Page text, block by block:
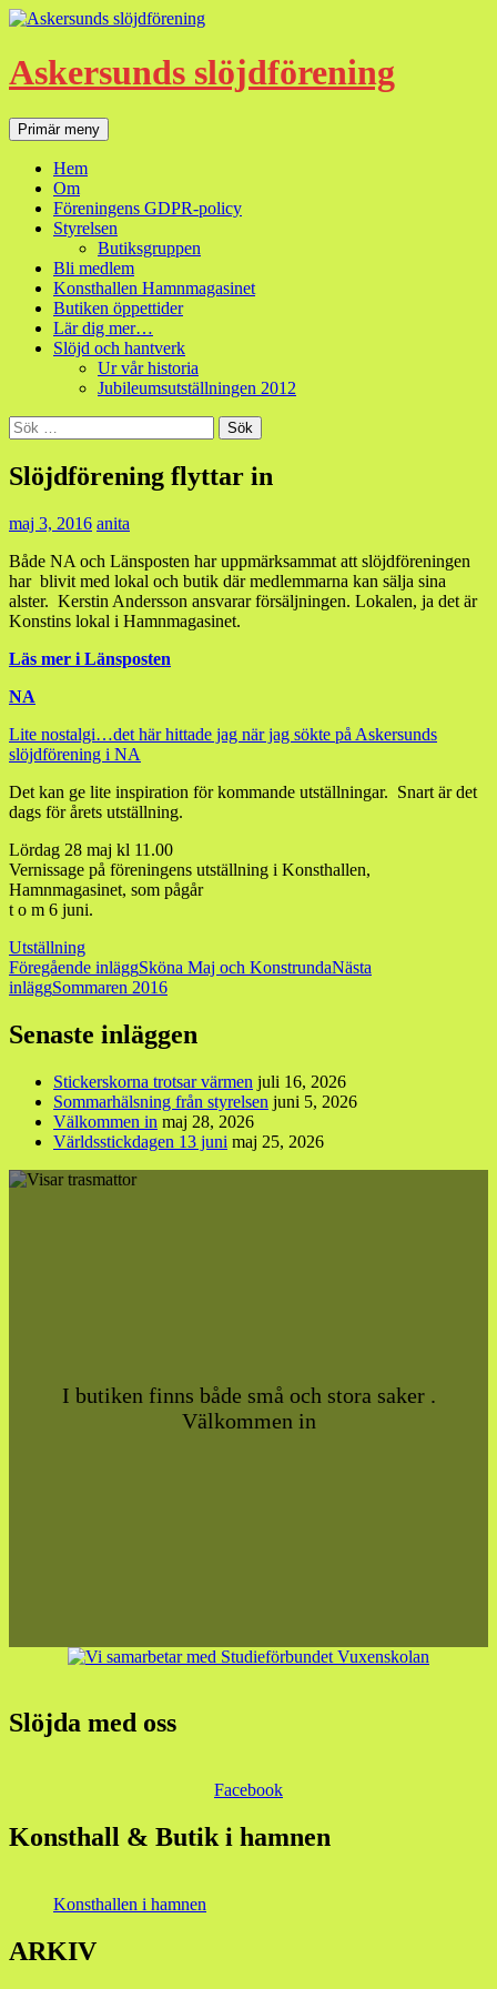
Hoppa
innehåll
Askersunds slöjdförening
SökPrimär meny
Hem
Om
Föreningens GDPR-policy
Styrelsen
Butiksgruppen
Bli medlem
Konsthallen Hamnmagasinet
Butiken öppettider
Lär dig mer…
Slöjd och hantverk
Ur vår historia
Jubileumsutställningen 2012
Sök
efter:
Slöjdförening flyttar in
maj 3, 2016 anita
Både NA och Länsposten har uppmärksammat att slöjdföreningen
har blivit med lokal och butik där medlemmarna kan sälja sina
alster. Kerstin Andersson ansvarar försäljningen. Lokalen, ja det är
Konstins lokal i Hamnmagasinet.
Läs mer i Länsposten
NA
Lite nostalgi…det här hittade jag när jag sökte på Askersunds
slöjdförening i NA
Det kan ge lite inspiration för kommande utställningar. Snart är det
dags för årets utställning.
Lördag 28 maj kl 11.00
Vernissage på föreningens utställning i Konsthallen,
Hamnmagasinet, som pågår
t o m 6 juni.
Utställning
Inläggsnavigering
Föregående inläggSköna Maj och KonstrundaNästa
inläggSommaren 2016
Senaste inläggen
Stickerskorna trotsar värmen juli 16, 2026
Sommarhälsning från styrelsen juni 5, 2026
Välkommen in maj 28, 2026
Världsstickdagen 13 juni maj 25, 2026
I butiken finns både små och stora saker .
Välkommen in
Slöjda med oss
Facebook
Konsthall & Butik i hamnen
Konsthallen i hamnen
ARKIV